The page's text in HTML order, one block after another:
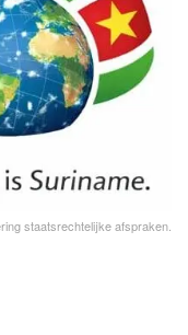
staatsrechtelijke afspraken.